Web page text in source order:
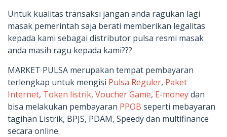
Untuk kualitas transaksi jangan anda ragukan lagi
masak pemerintah saja berati memberikan legalitas
kepada kami sebagai distributor pulsa resmi masak
anda masih ragu kepada kami???
MARKET PULSA merupakan tempat pembayaran
terlengkap untuk mengisi Pulsa Reguler, Paket
Internet, Token listrik, Voucher Game, E-moneydan
bisa melakukan pembayaran PPOB seperti mebayaran
tagihan Listrik, BPJS, PDAM, Speedy dan multifinance
secara online.